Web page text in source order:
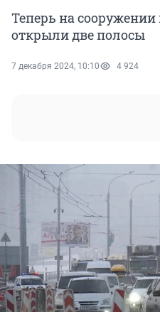
Теперь на
открыли две полосы
7 декабря 2024, 10:10 4 924